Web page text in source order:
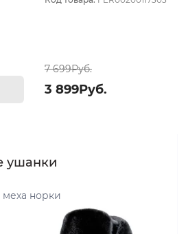
7 699Руб.
3 899Руб.
ушанки
норки